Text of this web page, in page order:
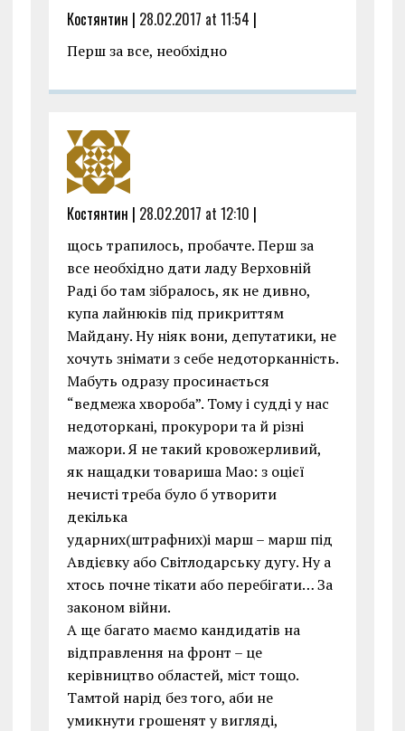
Костянтин | 28.02.2017 at 11:54 |
Перш за все, необхідно
Костянтин | 28.02.2017 at 12:10 |
щось трапилось, пробачте. Перш за
все необхідно дати ладу Верховній
Раді бо там зібралось, як не дивно,
купа лайнюків під прикриттям
Майдану. Ну ніяк вони, депутатики, не
хочуть знімати з себе недоторканність.
Мабуть одразу просинається
“ведмежа хвороба”. Тому і судді у нас
недоторкані, прокурори та й різні
мажори. Я не такий кровожерливий,
як нащадки товариша Мао: з оцієї
нечисті треба було б утворити
декілька
ударних(штрафних)і марш – марш під
Авдієвку або Світлодарську дугу. Ну а
хтось почне тікати або перебігати… За
законом війни.
А ще багато маємо кандидатів на
відправлення на фронт – це
керівництво областей, міст тощо.
Тамтой нарід без того, аби не
умикнути грошенят у вигляді,